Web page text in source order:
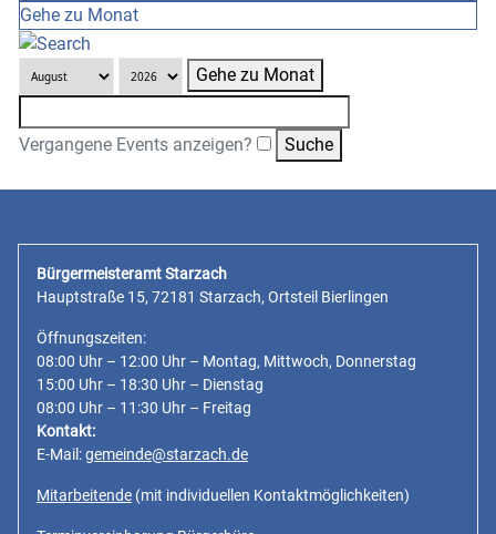
Gehe zu Monat
Gehe zu Monat
Vergangene Events anzeigen?
Bürgermeisteramt Starzach
Hauptstraße 15, 72181 Starzach, Ortsteil Bierlingen
Öffnungszeiten:
08:00 Uhr – 12:00 Uhr – Montag, Mittwoch, Donnerstag
15:00 Uhr – 18:30 Uhr – Dienstag
08:00 Uhr – 11:30 Uhr – Freitag
Kontakt:
E-Mail:gemeinde@starzach.de
Mitarbeitende (mit individuellen Kontaktmöglichkeiten)